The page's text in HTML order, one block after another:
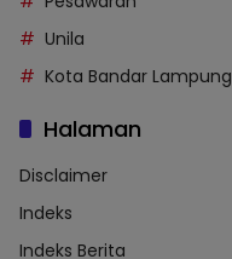
Unila
Kota Bandar Lampung
Halaman
Disclaimer
Indeks
Indeks Berita